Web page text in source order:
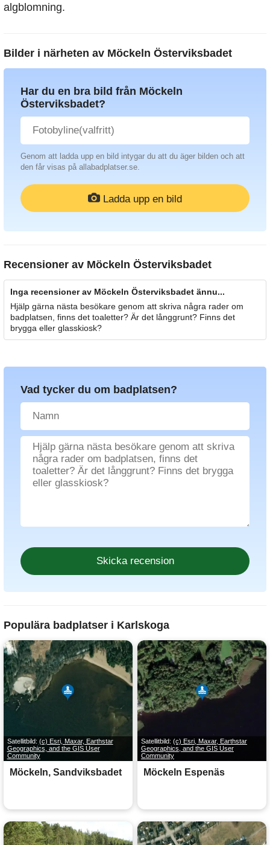
algblomning.
Bilder i närheten av Möckeln Österviksbadet
Har du en bra bild från Möckeln
Österviksbadet?
Genom att ladda upp en bild intygar du att du äger bilden och att
den får visas på allabadplatser.se.
Ladda upp en bild
Recensioner av Möckeln Österviksbadet
Inga recensioner av Möckeln Österviksbadet ännu...
Hjälp gärna nästa besökare genom att skriva några rader om
badplatsen, finns det toaletter? Är det långgrunt? Finns det
brygga eller glasskiosk?
Vad tycker du om badplatsen?
Populära badplatser i Karlskoga
Satellitbild: (c) Esri, Maxar, Earthstar
Geographics, and the GIS User
Community
Möckeln, Sandviksbadet
Satellitbild: (c) Esri, Maxar, Earthstar
Geographics, and the GIS User
Community
Möckeln Espenäs